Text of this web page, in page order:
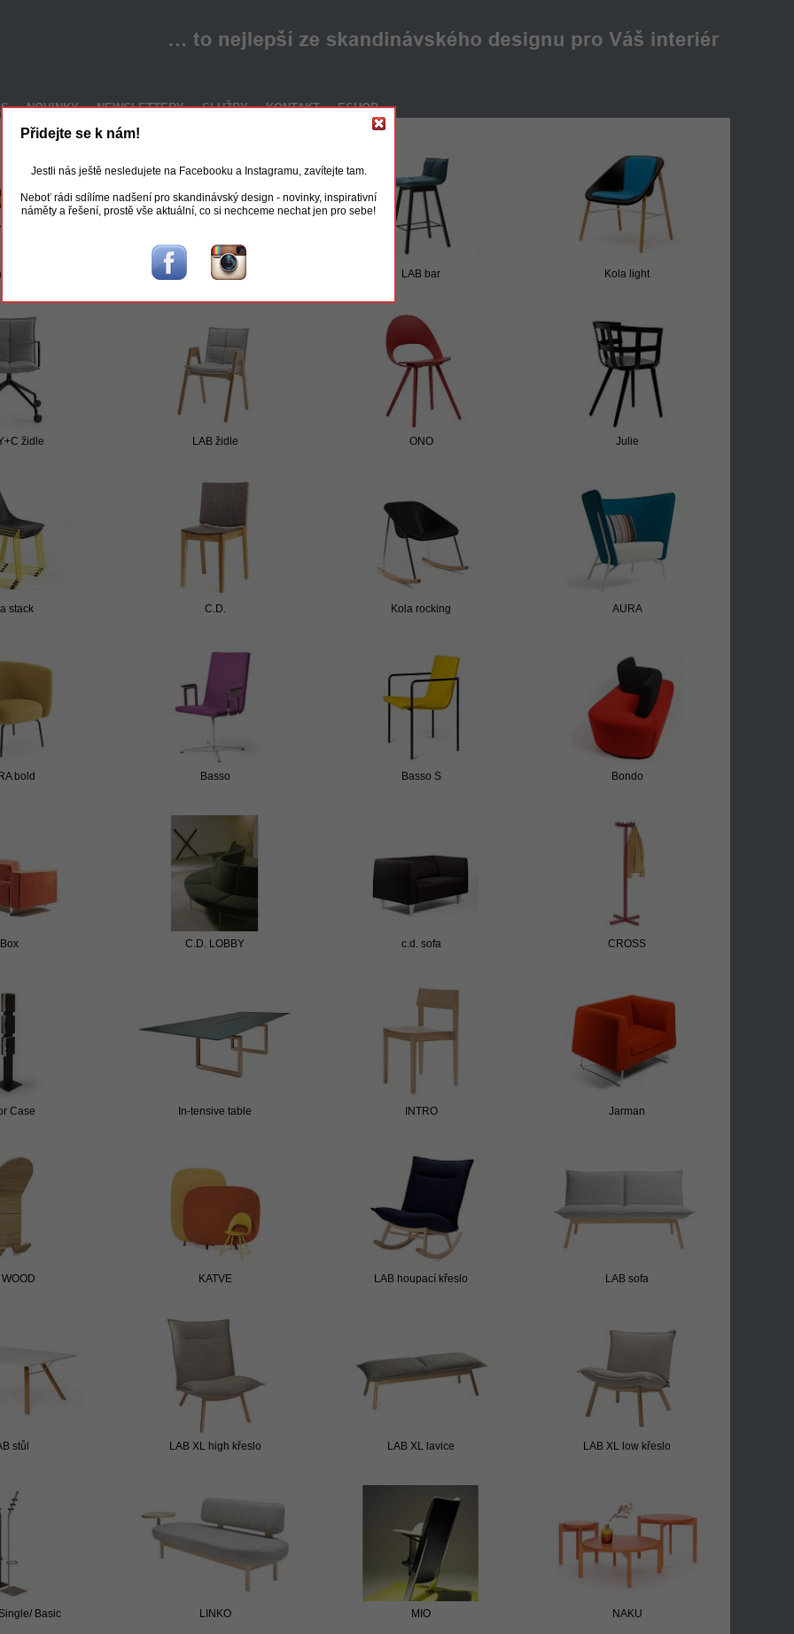
NOVINKY NEWSLETTERY SLUŽBY KONTAKT ESHOP
lounge Kola bar LAB bar Kola light
židle LAB židle ONO Julie
stack C.D. Kola rocking AURA
bold Basso Basso S Bondo
Box C.D. LOBBY c.d. sofa CROSS
Case In-tensive table INTRO Jarman
KATVE LAB houpací křeslo LAB sofa
stůl LAB XL high křeslo LAB XL lavice LAB XL low křeslo
Basic LINKO MIO NAKU
Přidejte se k nám!
Jestli nás ještě nesledujete na Facebooku a Instagramu, zavítejte tam.
Neboť rádi sdílíme nadšení pro skandinávský design - novinky, inspirativní
náměty a řešení, prostě vše aktuální, co si nechceme nechat jen pro sebe!